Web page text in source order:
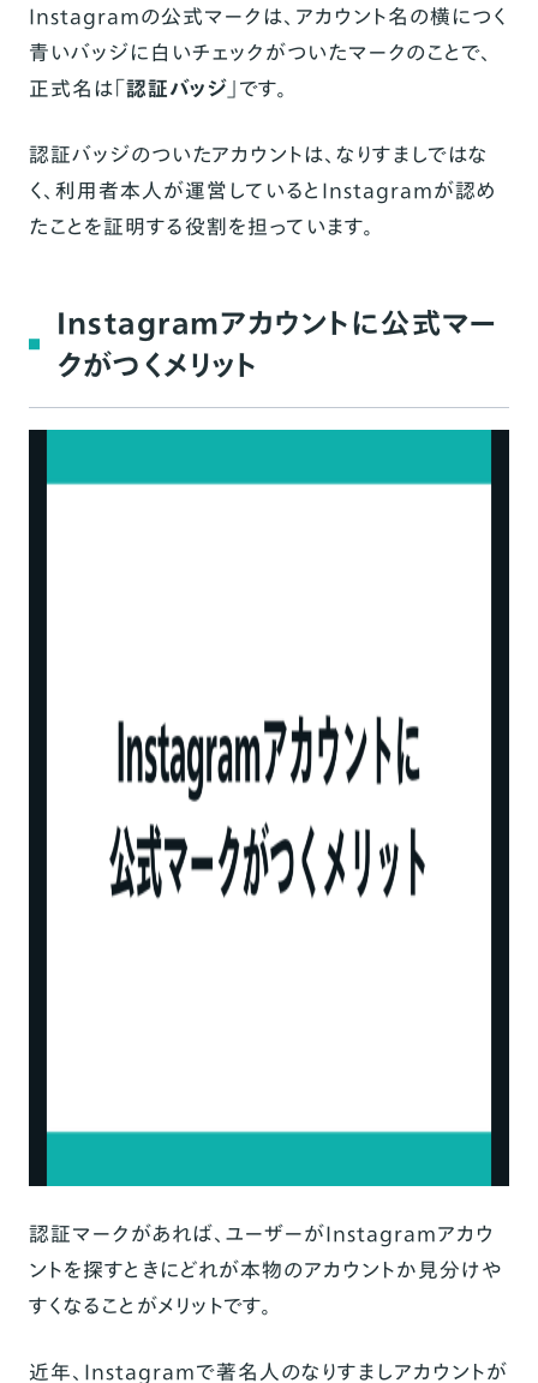
Instagramの公式マークは、アカウント名の横につく
青いバッジに白いチェックがついたマークのことで、
正式名は「認証バッジ」です。
認証バッジのついたアカウントは、なりすましではな
く、利用者本人が運営しているとInstagramが認め
たことを証明する役割を担っています。
Instagramアカウントに公式マー
クがつくメリット
認証マークがあれば、ユーザーがInstagramアカウ
ントを探すときにどれが本物のアカウントか見分けや
すくなることがメリットです。
近年、Instagramで著名人のなりすましアカウントが